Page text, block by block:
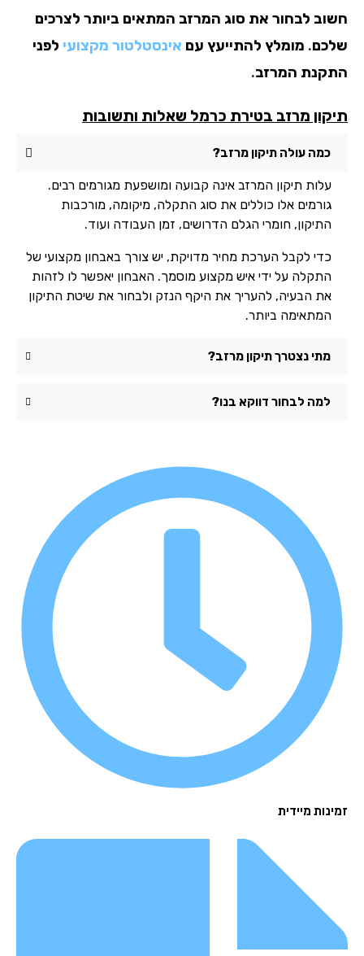
לבחור את סוג המרזב המתאים ביותר לצרכים
מומלץ להתייעץ עםאינסטלטור מקצועילפני
המרזב.
מרזב בטירת כרמל שאלות ותשובות
כמה עולה תיקון מרזב?
עלות תיקון המרזב אינה קבועה ומושפעת מגורמים רבים.
גורמים אלו כוללים את סוג התקלה, מיקומה, מורכבות
התיקון, חומרי הגלם הדרושים, זמן העבודה ועוד.
כדי לקבל הערכת מחיר מדויקת, יש צורך באבחון מקצועי של
התקלה על ידי איש מקצוע מוסמך. האבחון יאפשר לו לזהות
את הבעיה, להעריך את היקף הנזק ולבחור את שיטת התיקון
המתאימה ביותר.
מתי נצטרך תיקון מרזב?
למה לבחור דווקא בנו?
מיידית